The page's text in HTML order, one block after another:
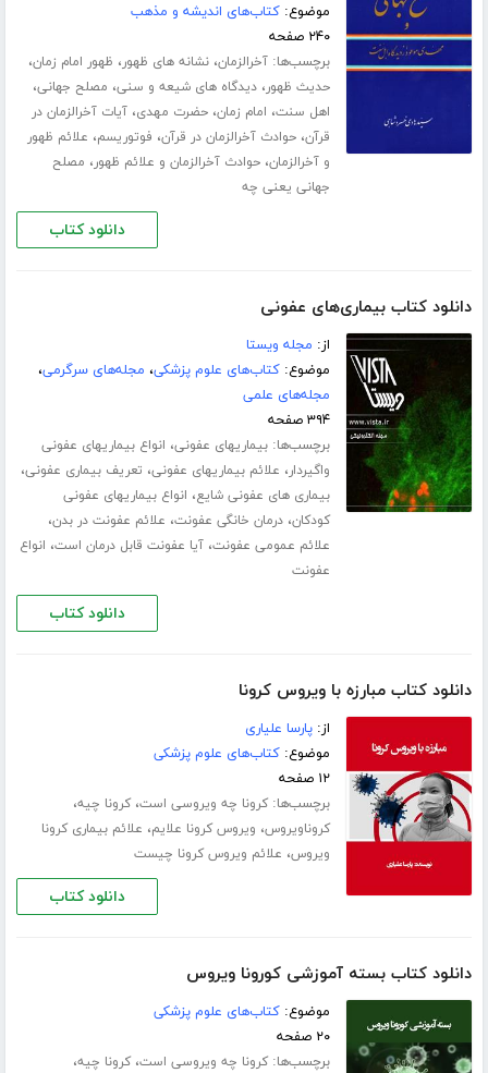
موضوع:کتاب‌های اندیشه و مذهب
۲۴۰ صفحه
برچسب‌ها:آخرالزمان،نشانه های ظهور، ظهور امام زمان،
حدیث ظهور،دیدگاه های شیعه و سنی، مصلح جهانی،
اهل سنت، امام زمان،حضرت مهدی،آیات آخرالزمان در
قرآن،حوادث آخرالزمان در قرآن، فوتوریسم، علائم ظهور
و آخرالزمان،حوادث آخرالزمان و علائم ظهور، مصلح
جهانی یعنی چه
دانلود کتاب
دانلود کتاب بیماری‌های عفونی
از: مجله ویستا
موضوع:کتاب‌های علوم پزشکی، مجله‌های سرگرمی،
مجله‌های علمی
۳۹۴ صفحه
برچسب‌ها:بیماریهای عفونی، انواع بیماریهای عفونی
واگیردار، علائم بیماریهای عفونی، تعریف بیماری عفونی،
بیماری های عفونی شایع، انواع بیماریهای عفونی
کودکان،درمان خانگی عفونت، علائم عفونت در بدن،
علائم عمومی عفونت،آیا عفونت قابل درمان است، انواع
عفونت
دانلود کتاب
دانلود کتاب مبارزه با ویروس کرونا
از:پارسا علیاری
موضوع:کتاب‌های علوم پزشکی
۱۲ صفحه
برچسب‌ها:کرونا چه ویروسی است،کرونا چیه،
کروناویروس، ویروس کرونا علایم، علائم بیماری کرونا
ویروس، علائم ویروس کرونا چیست
دانلود کتاب
دانلود کتاب بسته آموزشی کورونا ویروس
موضوع:کتاب‌های علوم پزشکی
۲۰ صفحه
برچسب‌ها:کرونا چه ویروسی است،کرونا چیه،